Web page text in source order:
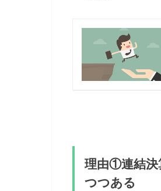
理由①連結決
つつある